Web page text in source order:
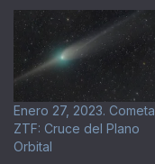
Enero 27, 2023. Cometa
ZTF: Cruce del Plano
Orbital